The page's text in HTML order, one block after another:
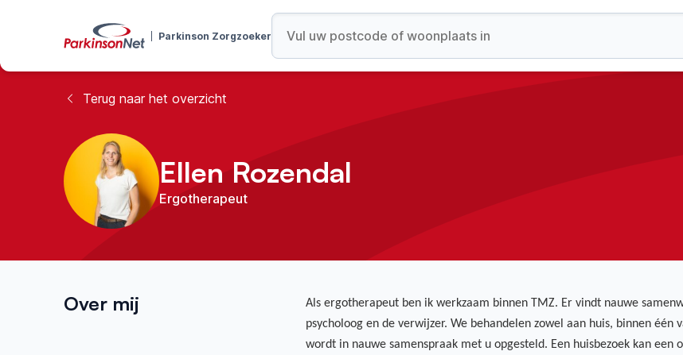
Parkinson Zorgzoeker
Terug naar het overzicht
Ellen Rozendal
Ergotherapeut
Over mij
Als ergotherapeut ben ik werkzaam binnen TMZ. Er vindt nauwe
psycholoog en de verwijzer. We behandelen zowel aan huis, binnen
wordt in nauwe samenspraak met u opgesteld. Een huisbezoek kan een